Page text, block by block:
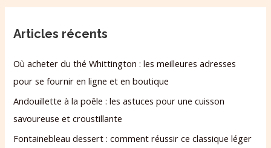
Articles récents
Où acheter du thé Whittington : les meilleures adresses
pour se fournir en ligne et en boutique
Andouillette à la poêle : les astuces pour une cuisson
savoureuse et croustillante
Fontainebleau dessert : comment réussir ce classique léger